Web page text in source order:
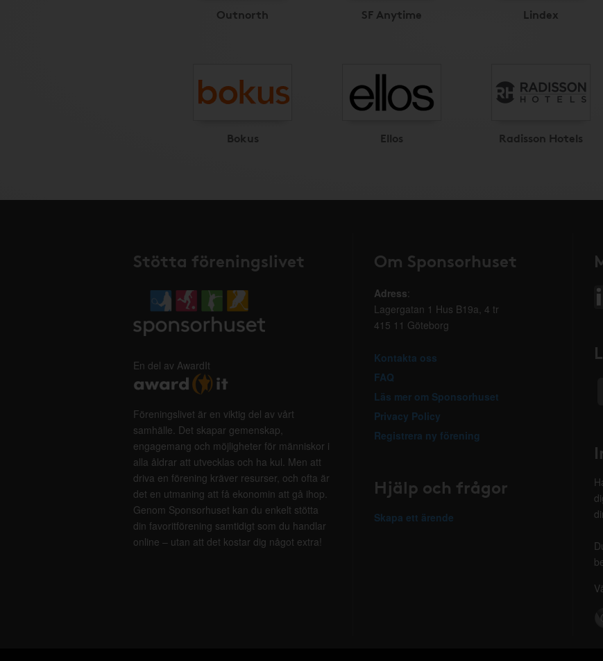
Outnorth SF Anytime Lindex
Bokus Ellos Radisson Hotels
Stötta föreningslivet
En del av AwardIt
Föreningslivet är en viktig del av vårt
samhälle. Det skapar gemenskap,
engagemang och möjligheter för människor i
alla åldrar att utvecklas och ha kul. Men att
driva en förening kräver resurser, och ofta är
det en utmaning att få ekonomin att gå ihop.
Genom Sponsorhuset kan du enkelt stötta
din favoritförening samtidigt som du handlar
online – utan att det kostar dig något extra!
Om Sponsorhuset
Adress:
Lagergatan 1 Hus B19a, 4 tr
415 11 Göteborg
Kontakta oss
FAQ
Läs mer om Sponsorhuset
Privacy Policy
Registrera ny förening
Hjälp och frågor
Skapa ett ärende